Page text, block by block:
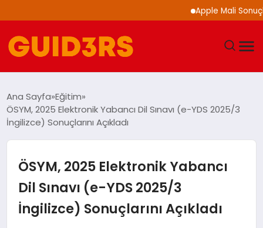
Apple Mali
YAŞAM
SAĞLIK
Ana Sayfa Eğitim
ÖSYM, 2025 Elektronik Yabancı Dil Sınavı (e-YDS 2025/3
İngilizce) Sonuçlarını Açıkladı
ÖSYM, 2025 Elektronik Yabancı
Dil Sınavı (e-YDS 2025/3
İngilizce) Sonuçlarını Açıkladı